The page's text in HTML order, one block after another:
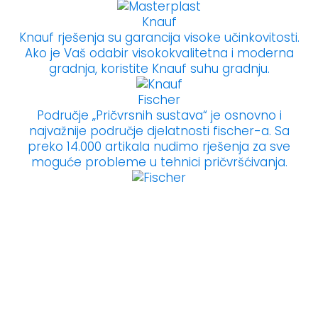
Knauf
Knauf rješenja su garancija visoke učinkovitosti.
Ako je Vaš odabir visokokvalitetna i moderna
gradnja, koristite Knauf suhu gradnju.
Fischer
Područje „Pričvrsnih sustava“ je osnovno i
najvažnije područje djelatnosti fischer-a. Sa
preko 14.000 artikala nudimo rješenja za sve
moguće probleme u tehnici pričvršćivanja.